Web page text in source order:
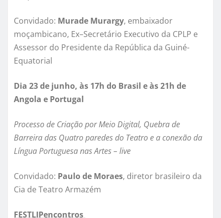
Convidado: Murade Murargy, embaixador
moçambicano, Ex–Secretário Executivo da CPLP e
Assessor do Presidente da República da Guiné-
Equatorial
Dia 23 de junho, às 17h do Brasil e às 21h de
Angola e Portugal
Processo de Criação por Meio Digital, Quebra de
Barreira das Quatro paredes do Teatro e a conexão da
Língua Portuguesa nas Artes – live
Convidado: Paulo de Moraes, diretor brasileiro da
Cia de Teatro Armazém
FESTLIPencontros